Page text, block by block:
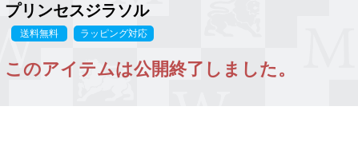
プリンセスジラソル
送料無料 ラッピング対応
このアイテムは公開終了しました。